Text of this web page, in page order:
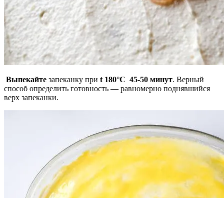
Выпекайте запеканку при t 180°С 45-50 минут. Верный
способ определить готовность — равномерно поднявшийся
верх запеканки.